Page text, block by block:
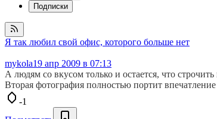
Подписки
Я так любил свой офис, которого больше нет
mykola19 апр 2009 в 07:13
А людям со вкусом только и остается, что
Вторая фотография полностью портит впечатление
-1